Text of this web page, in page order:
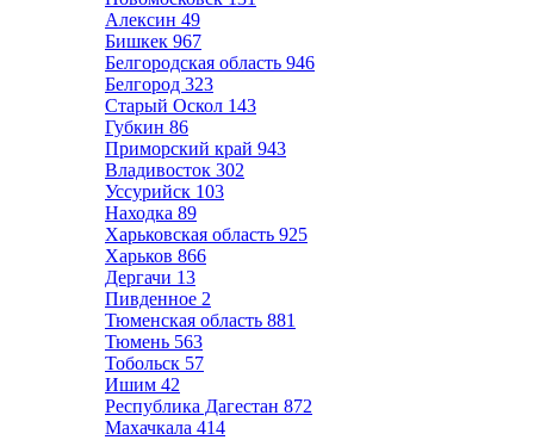
Алексин 49
Бишкек 967
Белгородская область 946
Белгород 323
Старый Оскол 143
Губкин 86
Приморский край 943
Владивосток 302
Уссурийск 103
Находка 89
Харьковская область 925
Харьков 866
Дергачи 13
Пивденное 2
Тюменская область 881
Тюмень 563
Тобольск 57
Ишим 42
Республика Дагестан 872
Махачкала 414